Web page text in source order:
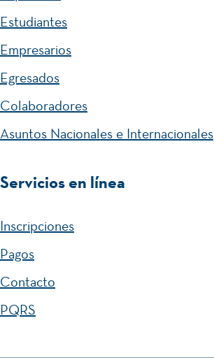
Estudiantes
Empresarios
Egresados
Colaboradores
Asuntos Nacionales e Internacionales
Servicios en línea
Inscripciones
Pagos
Contacto
PQRS